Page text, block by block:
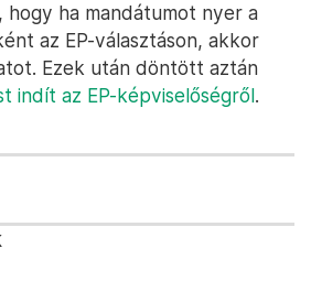
ha mandátumot nyer a
az EP-választáson, akkor
Ezek után döntött aztán
indít az EP-képviselőségről.